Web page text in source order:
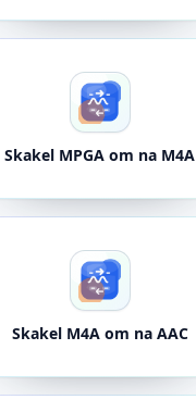
Skakel MPGA om na M4A
Skakel M4A om na AAC